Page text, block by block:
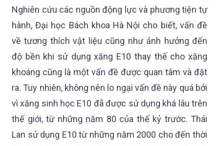
Nghiên cứu các nguồn động lực và phương tiện tự
hành, Đại học Bách khoa Hà Nội cho biết, vấn đề
về tương thích vật liệu cũng như ảnh hưởng đến
độ bền khi sử dụng xăng E10 thay thế cho xăng
khoáng cũng là một vấn đề được quan tâm và đặt
ra. Tuy nhiên, không nên lo ngại vấn đề này quá bởi
vì xăng sinh học E10 đã được sử dụng khá lâu trên
thế giới, từ những năm 80 của thế kỷ trước. Thái
Lan sử dụng E10 từ những năm 2000 cho đến thời